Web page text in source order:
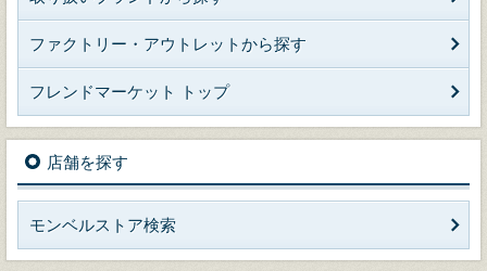
ファクトリー・アウトレットから探す
フレンドマーケット トップ
店舗を探す
モンベルストア検索